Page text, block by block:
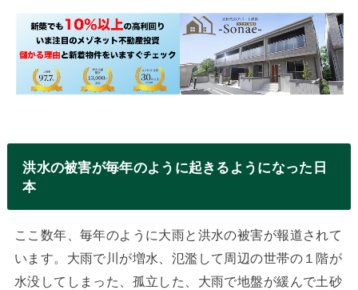
洪水の被害が毎年のように起きるようになった日
本
ここ数年、毎年のように大雨と洪水の被害が報道されて
います。大雨で川が増水、氾濫して周辺の世帯の１階が
水没してしまった、孤立した、大雨で地盤が緩んで土砂